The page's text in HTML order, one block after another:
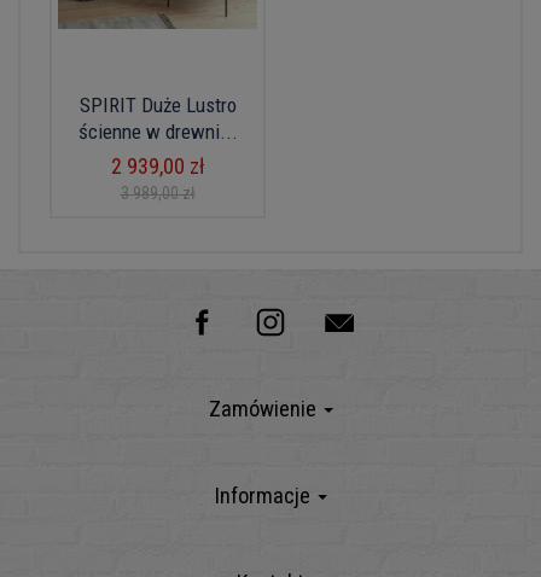
SPIRIT Duże Lustro
ścienne w drewni...
2 939,00 zł
3 989,00 zł
Zamówienie
Informacje